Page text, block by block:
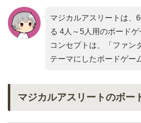
マジカルアスリートは、
る 4人～5人用のボード
コンセプトは、「 ファン
テーマにしたボードゲー
マジカルアスリートのボー